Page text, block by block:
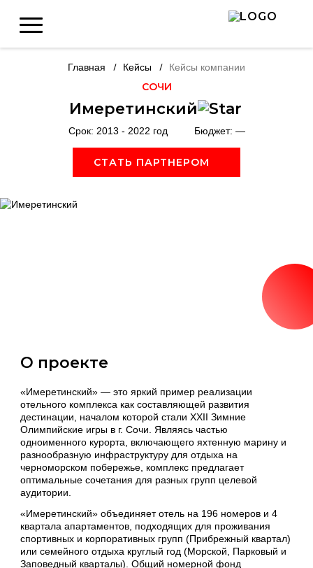
О нас
Команда
Вакансии
Главная Кейсы Кейсы компании
СОЧИ
Имеретинский
Срок: 2013 - 2022 год Бюджет: —
СТАТЬ ПАРТНЕРОМ
О проекте
«Имеретинский» — это яркий пример реализации
отельного комплекса как составляющей развития
дестинации, началом которой стали XXII Зимние
Олимпийские игры в г. Сочи. Являясь частью
одноименного курорта, включающего яхтенную марину и
разнообразную инфраструктуру для отдыха на
черноморском побережье, комплекс предлагает
оптимальные сочетания для разных групп целевой
аудитории.
«Имеретинский» объединяет отель на 196 номеров и 4
квартала апартаментов, подходящих для проживания
спортивных и корпоративных групп (Прибрежный квартал)
или семейного отдыха круглый год (Морской, Парковый и
Заповедный кварталы). Общий номерной фонд